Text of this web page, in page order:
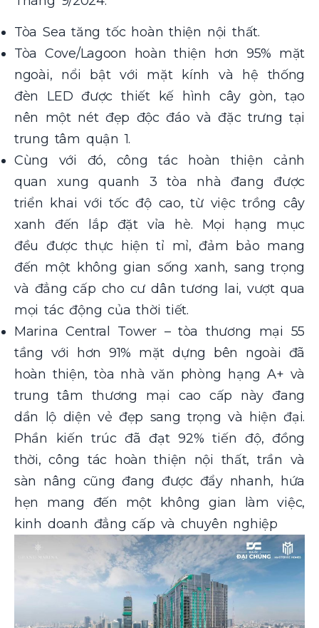
Tòa Sea tăng tốc hoàn thiện nội thất.
Tòa Cove/Lagoon hoàn thiện hơn 95% mặt
ngoài, nổi bật với mặt kính và hệ thống
đèn LED được thiết kế hình cây gòn, tạo
nên một nét đẹp độc đáo và đặc trưng tại
trung tâm quận 1.
Cùng với đó, công tác hoàn thiện cảnh
quan xung quanh 3 tòa nhà đang được
triển khai với tốc độ cao, từ việc trồng cây
xanh đến lắp đặt vỉa hè. Mọi hạng mục
đều được thực hiện tỉ mỉ, đảm bảo mang
đến một không gian sống xanh, sang trọng
và đẳng cấp cho cư dân tương lai, vượt qua
mọi tác động của thời tiết.
Marina Central Tower – tòa thương mại 55
tầng với hơn 91% mặt dựng bên ngoài đã
hoàn thiện, tòa nhà văn phòng hạng A+ và
trung tâm thương mại cao cấp này đang
dần lộ diện vẻ đẹp sang trọng và hiện đại.
Phần kiến trúc đã đạt 92% tiến độ, đồng
thời, công tác hoàn thiện nội thất, trần và
sàn nâng cũng đang được đẩy nhanh, hứa
hẹn mang đến một không gian làm việc,
kinh doanh đẳng cấp và chuyên nghiệp